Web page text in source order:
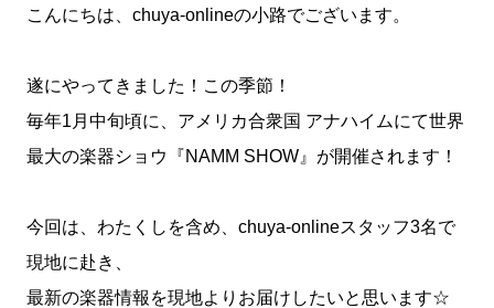
こんにちは、chuya-onlineの小路でございます。
遂にやってきました！この季節！
毎年1月中旬頃に、アメリカ合衆国 アナハイムにて世界
最大の楽器ショウ『NAMM SHOW』が開催されます！
今回は、わたくしを含め、chuya-onlineスタッフ3名で
現地に赴き、
最新の楽器情報を現地よりお届けしたいと思います☆